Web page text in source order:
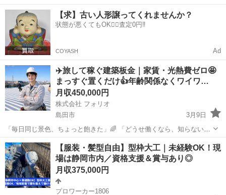
い」 そんな人に向いてる仕事です。 現場は全国。 仕事しながらいろ
んな場所に行けます✈️ しかも👇 🏠 家賃0円 💡 光熱費0円 ...
静岡 島田市 大工 建築板金
【求】古い人形譲ってくれませんか？
状態が悪くてもOK🙆‍♀️査定0円‼️
COYASH Ad
✈️旅して稼ぐ建築板金｜家賃・光熱費ゼロ🤩
まっすぐ置くだけ👍年齢関係なくワイワ…
月収450,000円
株式会社 フォリオ
島田市
3月9日
「毎日同じ景色、ちょっと飽きた」🌈 「どうせ働くなら、知らない場
所に行きたい」 「仲間と一緒にワイワイ稼ぎたい」💰 👉 それ、ここ
なら全部アリです🤩 ＿＿＿＿＿＿＿＿＿＿＿＿＿＿＿＿＿ ◆ この仕
事、ひ...
静岡 島田市 大工 未経験
【服装・髪型自由】型枠大工｜未経験OK！現
場は静岡市内／資格支援＆賞与あり◎
月収375,000円
プロワーカー1806